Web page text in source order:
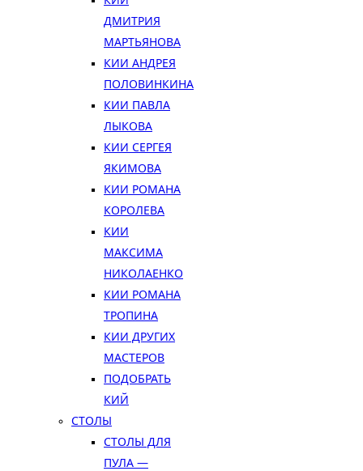
ДМИТРИЯ
МАРТЬЯНОВА
КИИ АНДРЕЯ
ПОЛОВИНКИНА
КИИ ПАВЛА
ЛЫКОВА
КИИ СЕРГЕЯ
ЯКИМОВА
КИИ РОМАНА
КОРОЛЕВА
КИИ
МАКСИМА
НИКОЛАЕНКО
КИИ РОМАНА
ТРОПИНА
КИИ ДРУГИХ
МАСТЕРОВ
ПОДОБРАТЬ
КИЙ
СТОЛЫ
СТОЛЫ ДЛЯ
ПУЛА —